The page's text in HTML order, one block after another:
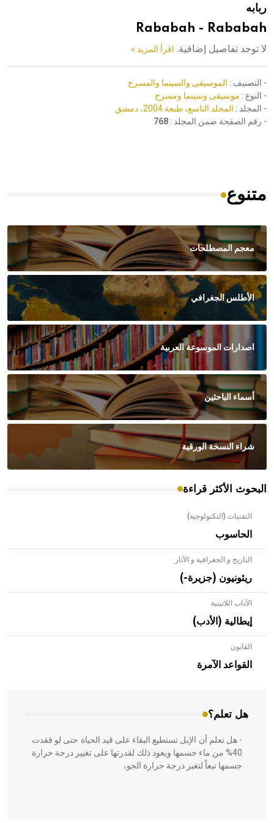
ربابه
Rababah - Rababah
لا توجد تفاصيل إضافية. اقرأ المزيد »
- التصنيف : الموسيقى والسينما والمسرح
- النوع : موسيقى وسينما ومسرح
- المجلد : المجلد التاسع، طبعة 2004، دمشق
- رقم الصفحة ضمن المجلد : 768
متنوع
معجم المصطلحات
الأطلس الجغرافي
اصدارات الموسوعة العربية
أسماء الباحثين
شراء النسخة الورقية
البحوث الأكثر قراءة
التقنيات (التكنولوجية)
الحاسوب
التاريخ و الجغرافية و الآثار
ريئونيون (جزيرة-)
الآداب اللاتينية
إيطالية (الأدب)
القانون
القواعد الآمرة
هل تعلم؟
- هل تعلم أن الأبلق نوع من الفنون الهندسية التي ارتبطت
بالعمارة الإسلامية في بلاد الشام ومصر خاصة، حيث يحرص
المعمار على بناء مداميكه وخاصة في الواجهات
- هل تعلم أن الإبل تستطيع البقاء على قيد الحياة حتى لو فقدت
40% من ماء جسمها ويعود ذلك لقدرتها على تغيير درجة حرارة
جسمها تبعاً لتغير درجة حرارة الجو،